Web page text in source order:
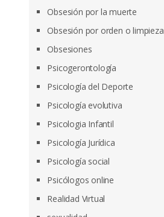
Obsesión por la muerte
Obsesión por orden o limpieza
Obsesiones
Psicogerontología
Psicología del Deporte
Psicología evolutiva
Psicologia Infantil
Psicología Jurídica
Psicología social
Psicólogos online
Realidad Virtual